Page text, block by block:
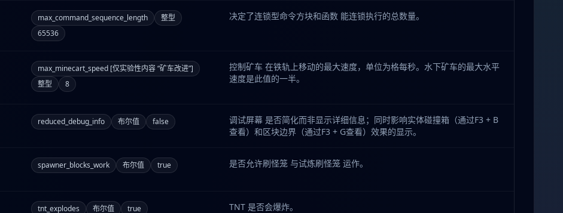
max_command_sequence_length
整型
65536
决定了连锁型命令方块和函数 能连锁执行的总数量。
max_minecart_speed [仅实验性内容 “矿车改进”]
整型
8
控制矿车 在铁轨上移动的最大速度，单位为格每秒。水下矿车的最大水平
速度是此值的一半。
reduced_debug_info 布尔值 false
调试屏幕 是否简化而非显示详细信息；同时影响实体碰撞箱（通过F3 + B
查看）和区块边界（通过F3 + G查看）效果的显示。
spawner_blocks_work 布尔值 true 是否允许刷怪笼 与试炼刷怪笼 运作。
tnt_explodes 布尔值 true TNT 是否会爆炸。